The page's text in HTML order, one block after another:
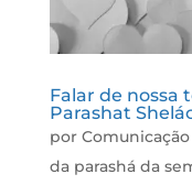
Falar de nossa
Parashat
por Comunicação
da parashá da